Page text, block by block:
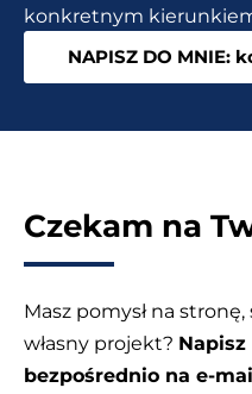
bez
konkretnym kierunkiem
NAPISZ DO MNIE:
Czekam na
Masz pomysł na
własny projekt?
bezpośrednio na e-